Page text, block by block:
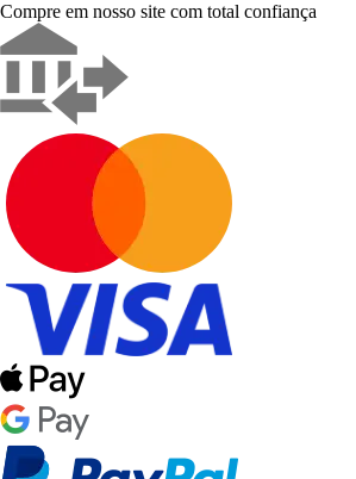
Compre em nosso site com total confiança